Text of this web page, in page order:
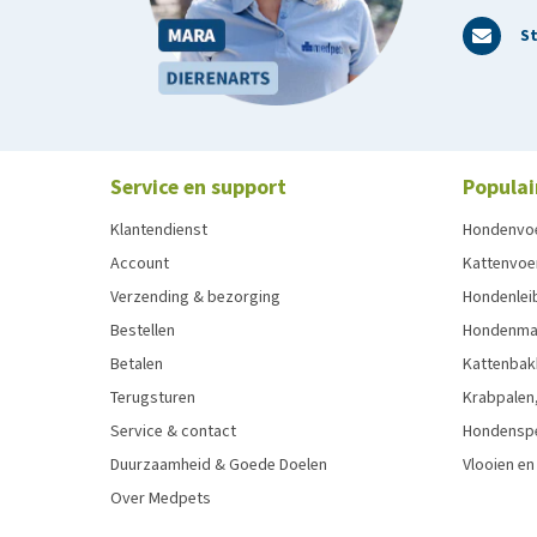
Service en support
Klantendienst
Account
Verzending & bezorging
Bestellen
Betalen
Terugsturen
Service & contact
Duurzaamheid & Goede Doelen
Over Medpets
Vlooien